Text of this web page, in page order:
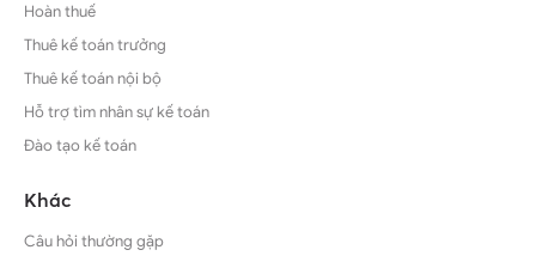
Hoàn thuế
Thuê kế toán trưởng
Thuê kế toán nội bộ
Hỗ trợ tìm nhân sự kế toán
Đào tạo kế toán
Khác
Câu hỏi thường gặp